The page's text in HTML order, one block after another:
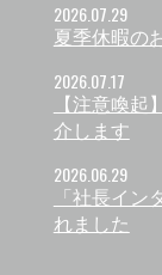
2026.07.29
夏季休暇の
2026.07.17
【注意喚起
介します
2026.06.29
「社長イン
れました